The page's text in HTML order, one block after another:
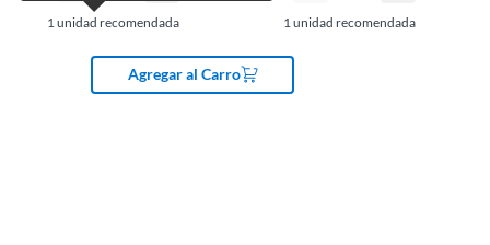
1 unidad recomendada 1 unidad recomendada
Agregar al Carro